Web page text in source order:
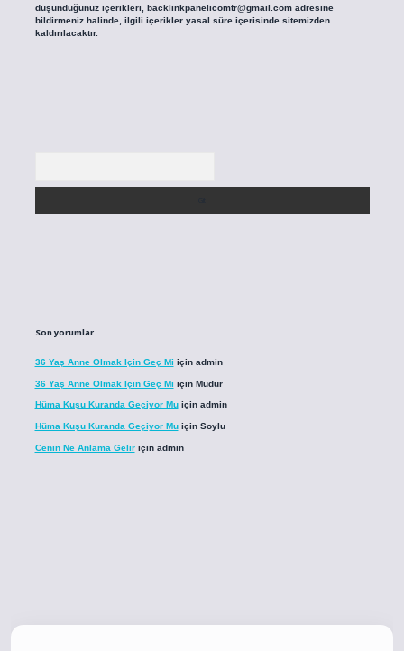
düşündüğünüz içerikleri, backlinkpanelicomtr@gmail.comadresine
bildirmeniz halinde, ilgili içerikler yasal süre içerisinde sitemizden
kaldırılacaktır.
Son yorumlar
36 Yaş Anne Olmak Için Geç Mi için admin
36 Yaş Anne Olmak Için Geç Mi için Müdür
Hüma Kuşu Kuranda Geçiyor Muiçin admin
Hüma Kuşu Kuranda Geçiyor Muiçin Soylu
Cenin Ne Anlama Geliriçin admin